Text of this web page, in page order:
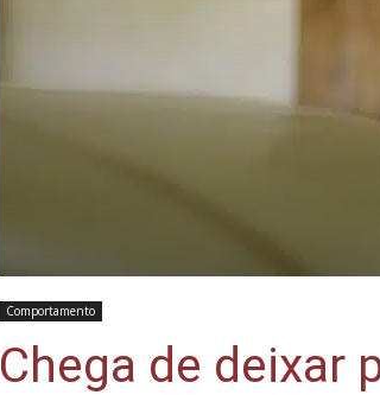
Comportamento
Chega de deixar